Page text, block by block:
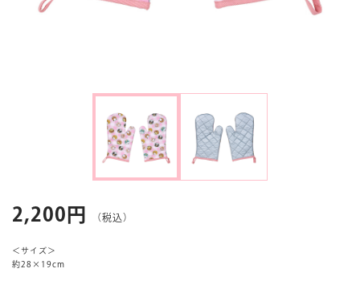
公式SNS／アプリ
イベント
2,200円 （税込）
＜サイズ＞
約28×19cm